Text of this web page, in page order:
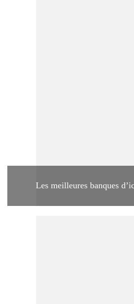
Les meilleures banques